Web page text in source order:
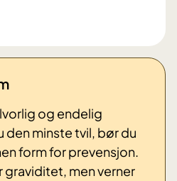
og endelig
den minste tvil, bør du
form for prevensjon.
graviditet, men verner